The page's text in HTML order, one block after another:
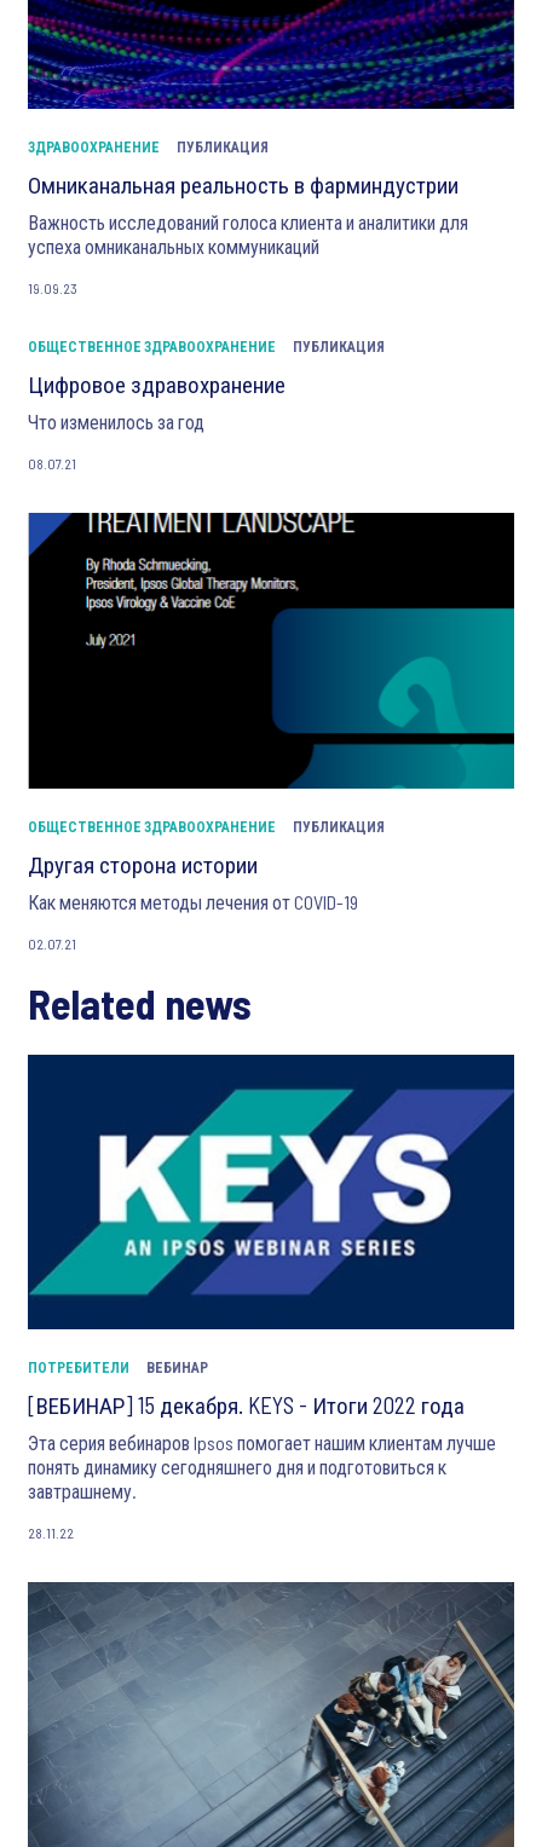
ЗДРАВООХРАНЕНИЕ ПУБЛИКАЦИЯ
Омниканальная реальность в фарминдустрии
Важность исследований голоса клиента и аналитики для
успеха омниканальных коммуникаций
19.09.23
ОБЩЕСТВЕННОЕ ЗДРАВООХРАНЕНИЕ ПУБЛИКАЦИЯ
Цифровое здравохранение
Что изменилось за год
08.07.21
ОБЩЕСТВЕННОЕ ЗДРАВООХРАНЕНИЕ ПУБЛИКАЦИЯ
Другая сторона истории
Как меняются методы лечения от COVID-19
02.07.21
Related news
ПОТРЕБИТЕЛИ ВЕБИНАР
[ВЕБИНАР] 15 декабря. KEYS - Итоги 2022 года
Эта серия вебинаров Ipsos помогает нашим клиентам лучше
понять динамику сегодняшнего дня и подготовиться к
завтрашнему.
28.11.22